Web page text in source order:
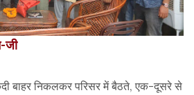
जी
बाहर निकलकर परिसर में बैठते, एक-दूसरे से